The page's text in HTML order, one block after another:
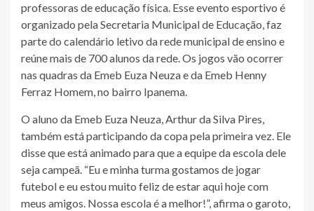
professoras de educação física. Esse evento esportivo é
organizado pela Secretaria Municipal de Educação, faz
parte do calendário letivo da rede municipal de ensino e
reúne mais de 700 alunos da rede. Os jogos vão ocorrer
nas quadras da Emeb Euza Neuza e da Emeb Henny
Ferraz Homem, no bairro Ipanema.
O aluno da Emeb Euza Neuza, Arthur da Silva Pires,
também está participando da copa pela primeira vez. Ele
disse que está animado para que a equipe da escola dele
seja campeã. “Eu e minha turma gostamos de jogar
futebol e eu estou muito feliz de estar aqui hoje com
meus amigos. Nossa escola é a melhor!”, afirma o garoto,